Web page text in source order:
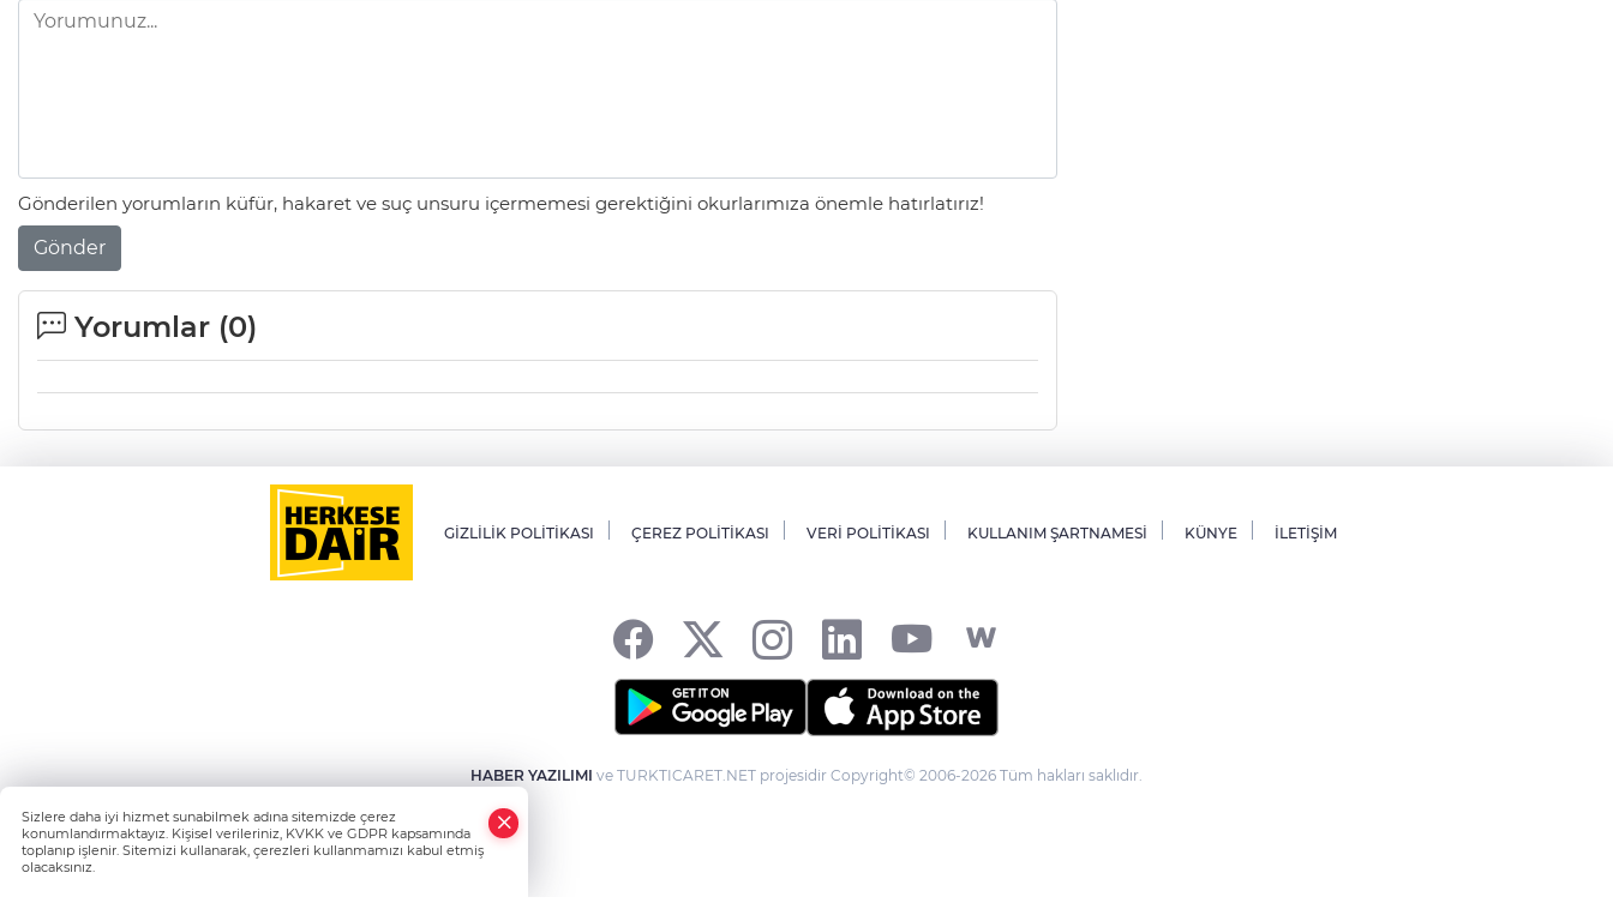
Gönderilen yorumların küfür, hakaret ve suç unsuru içermemesi gerektiğini okurlarımıza önemle hatırlatırız!
Gönder
Yorumlar (0)
GİZLİLİK POLİTİKASI ÇEREZ POLİTİKASI VERİ POLİTİKASI KULLANIM ŞARTNAMESİ KÜNYE İLETİŞİM
HABER YAZILIMI ve TURKTICARET.NET projesidir Copyright© 2006-2026 Tüm hakları saklıdır.
Sizlere daha iyi hizmet sunabilmek adına sitemizde çerez
konumlandırmaktayız. Kişisel verileriniz, KVKK ve GDPR kapsamında
toplanıp işlenir. Sitemizi kullanarak, çerezleri kullanmamızı kabul etmiş
olacaksınız.